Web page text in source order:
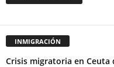
INMIGRACIÓN
Crisis migratoria en Ceuta